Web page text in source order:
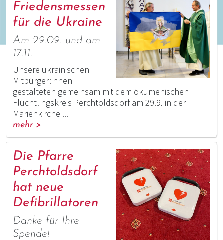
Friedensmessen
für die Ukraine
Am 29.09. und am
17.11.
Unsere ukrainischen
Mitbürger:innen
gestalteten gemeinsam mit dem ökumenischen
Flüchtlingskreis Perchtoldsdorf am 29.9. in der
Marienkirche ...
mehr >
Die Pfarre
Perchtoldsdorf
hat neue
Defibrillatoren
Danke für Ihre
Spende!